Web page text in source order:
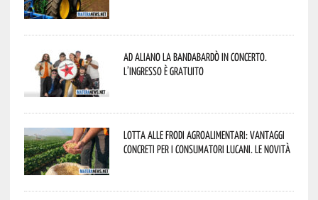
Ad Aliano la Bandabardò in concerto.
L’ingresso è gratuito
Lotta alle frodi agroalimentari: vantaggi
concreti per i consumatori lucani. Le novità